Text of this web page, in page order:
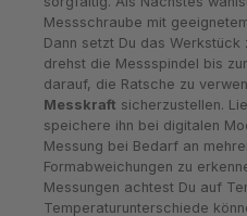
Messschraube mit
Dann setzt Du das
drehst die Messspindel bis
darauf, die Ratsche zu
Messkraft sicherzustellen.
speichere ihn bei digitalen
Messung bei Bedarf an
Formabweichungen zu
Messungen achtest Du auf
Temperaturunterschiede